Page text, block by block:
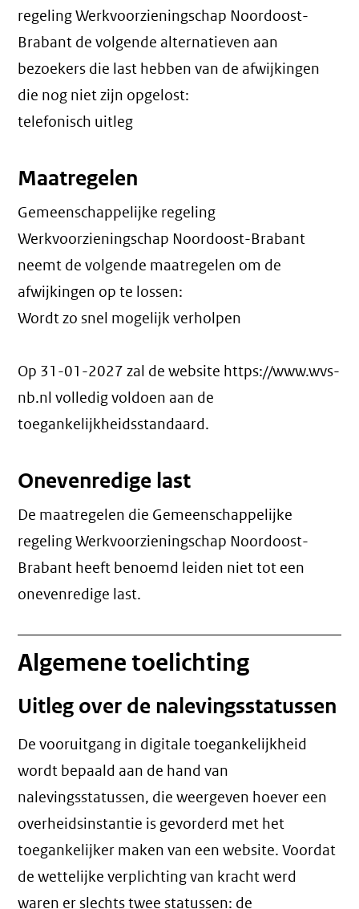
regeling Werkvoorzieningschap Noordoost-
Brabant de volgende alternatieven aan
bezoekers die last hebben van de afwijkingen
die nog niet zijn opgelost:
telefonisch uitleg
Maatregelen
Gemeenschappelijke regeling
Werkvoorzieningschap Noordoost-Brabant
neemt de volgende maatregelen om de
afwijkingen op te lossen:
Wordt zo snel mogelijk verholpen
Op 31-01-2027 zal de website https://www.wvs-
nb.nl volledig voldoen aan de
toegankelijkheidsstandaard.
Onevenredige last
De maatregelen die Gemeenschappelijke
regeling Werkvoorzieningschap Noordoost-
Brabant heeft benoemd leiden niet tot een
onevenredige last.
Algemene toelichting
Uitleg over de nalevingsstatussen
De vooruitgang in digitale toegankelijkheid
wordt bepaald aan de hand van
nalevingsstatussen, die weergeven hoever een
overheidsinstantie is gevorderd met het
toegankelijker maken van een website. Voordat
de wettelijke verplichting van kracht werd
waren er slechts twee statussen: de